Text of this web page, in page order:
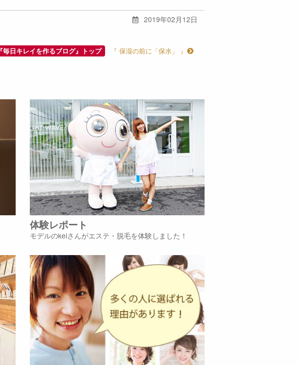
2019年02月12日
『毎日キレイを作るブログ』トップ 『 保湿の前に「保水」 』
体験レポート
モデルのkeiさんがエステ・脱毛を体験しました！